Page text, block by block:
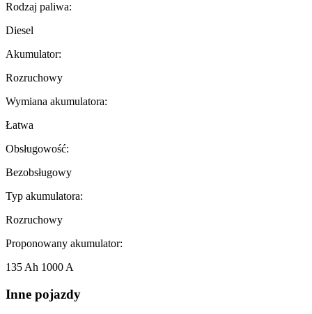
Rodzaj paliwa:
Diesel
Akumulator:
Rozruchowy
Wymiana akumulatora:
Łatwa
Obsługowość:
Bezobsługowy
Typ akumulatora:
Rozruchowy
Proponowany akumulator:
135 Ah 1000 A
Inne pojazdy